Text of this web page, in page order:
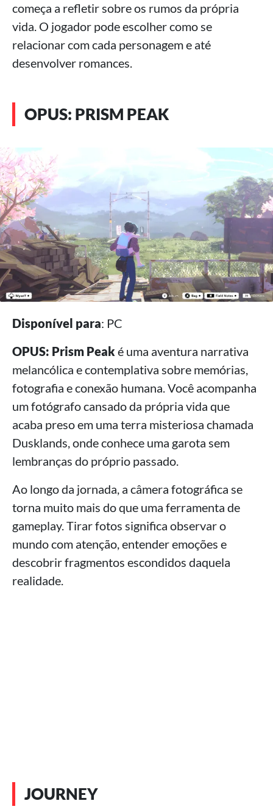
começa a refletir sobre os rumos da própria
vida. O jogador pode escolher como se
relacionar com cada personagem e até
desenvolver romances.
OPUS: PRISM PEAK
Disponível para: PC
OPUS: Prism Peak é uma aventura narrativa
melancólica e contemplativa sobre memórias,
fotografia e conexão humana. Você acompanha
um fotógrafo cansado da própria vida que
acaba preso em uma terra misteriosa chamada
Dusklands, onde conhece uma garota sem
lembranças do próprio passado.
Ao longo da jornada, a câmera fotográfica se
torna muito mais do que uma ferramenta de
gameplay. Tirar fotos significa observar o
mundo com atenção, entender emoções e
descobrir fragmentos escondidos daquela
realidade.
JOURNEY